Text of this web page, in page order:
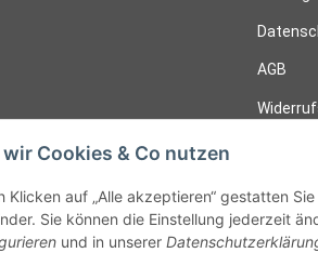
AGB
Cookies & Co nutzen
Klicken auf „Alle akzeptieren“ gestatten
Sie können die Einstellung jederzeit
und in unserer